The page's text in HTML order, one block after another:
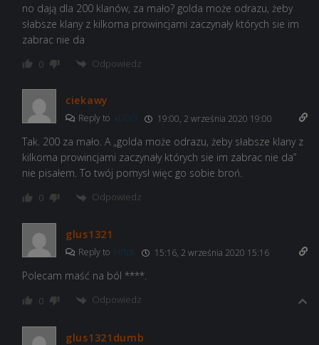
no dają dla 200 klanów, za mało? golda może odrazu, żeby
słabsze klany z kilkoma prowincjami zaczynały których sie im
zabrac nie da
0 Odpowiedz
ciekawy
Reply to xDDD 19:00, 2 września 2020 19:00
Tak. 200 za mało. A „golda może odrazu, żeby słabsze klany z
kilkoma prowincjami zaczynały których sie im zabrac nie da”
nie pisałem. To twój pomysł więc go sobie broń.
0 Odpowiedz
glus1321
Reply to Https 15:16, 2 września 2020 15:16
Polecam maść na ból ****.
0 Odpowiedz
glus1321dumb